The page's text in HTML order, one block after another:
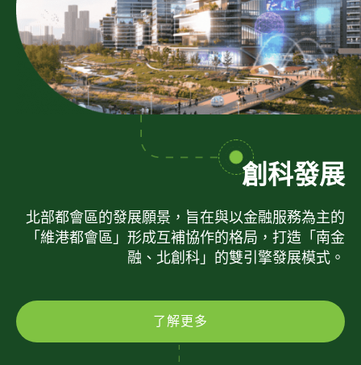
創科發展
北部都會區的發展願景，旨在與以金融服務為主的
「維港都會區」形成互補協作的格局，打造「南金
融、北創科」的雙引擎發展模式。
了解更多